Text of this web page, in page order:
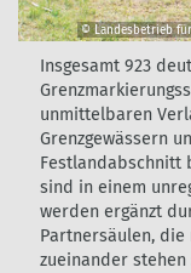
923
deutsche
Grenzzeichen
Form
von
© Landesbetrieb
Insgesamt 923
unmittelbaren
Grenzgewässern
Festlandabschnitt
sind in einem
werden ergänzt
Partnersäulen,
zueinander stehen